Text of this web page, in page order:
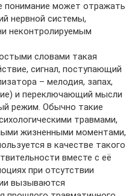
понимание может отражать
нервной системы,
неконтролируемым
словами такая
сигнал, поступающий
– мелодия, запах,
и переключающий мысли
режим. Обычно такие
травмами,
жизненными моментами,
в качестве такого
вместе с её
при отсутствии
вызываются